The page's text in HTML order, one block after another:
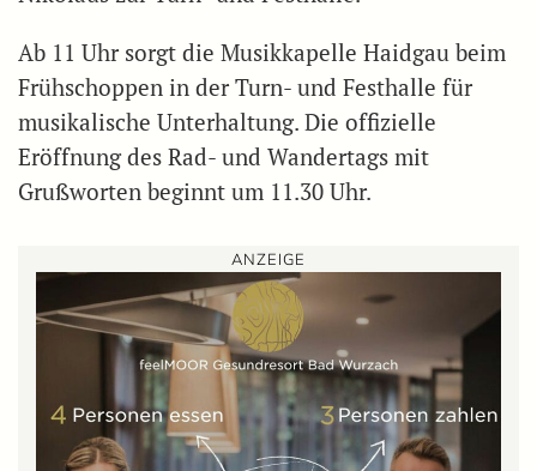
Ab 11 Uhr sorgt die Musikkapelle Haidgau beim
Frühschoppen in der Turn- und Festhalle für
musikalische Unterhaltung. Die offizielle
Eröffnung des Rad- und Wandertags mit
Grußworten beginnt um 11.30 Uhr.
ANZEIGE